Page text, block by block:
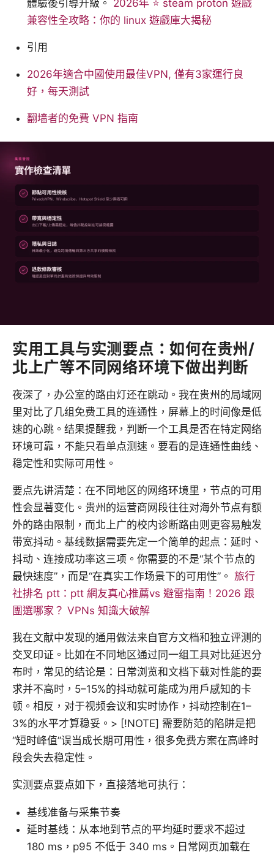
體驗後引導升級。 2026年 ⭐ steam proton 遊戲
兼容性全攻略：你的 linux 遊戲庫大揭秘
引用
2026年適合中國使用最佳VPN, 僅有3家運行良
好，每天測試
翻墙者的免費 VPN 指南
实用工具与实测要点：如何在贵州/
北上广等不同网络环境下做出判断
夜深了，办公室的路由灯还在跳动。我在贵州的局域网
里对比了几组免费工具的连通性，屏幕上的时间像是低
速的心跳。结果提醒我，判断一个工具是否在特定网络
环境可靠，不能只看单点测速。要看的是连通性曲线、
稳定性和实际可用性。
要点先讲清楚：在不同地区的网络环境里，节点的可用
性会显著变化。贵州的运营商网段往往对海外节点有额
外的路由限制，而北上广的校内诊断路由则更容易触发
带宽抖动。基线数据需要先定一个简单的起点：延时、
抖动、连接成功率这三项。你需要的不是“某个节点的
最快速度”，而是“在真实工作场景下的可用性”。 旅行
社排名 ptt：ptt 網友真心推薦vs 避雷指南！2026 跟
團選哪家？ VPNs 知識大破解
我在文献中发现的通用做法来自官方文档和独立评测的
交叉印证。比如在不同地区通过同一组工具对比延迟分
布时，常见的结论是：日常浏览和文档下载对性能的要
求并不高时，5–15%的抖动就可能成为用户感知的卡
顿。相反，对于视频会议和实时协作，抖动控制在1–
3%的水平才算稳妥。> [!NOTE] 需要防范的陷阱是把
“短时峰值”误当成长期可用性，很多免费方案在高峰时
段会失去稳定性。
实测要点要点如下，直接落地可执行：
基线准备与采集节奏
延时基线：从本地到节点的平均延时要求不超过
180 ms，p95 不低于 340 ms。日常网页加载在